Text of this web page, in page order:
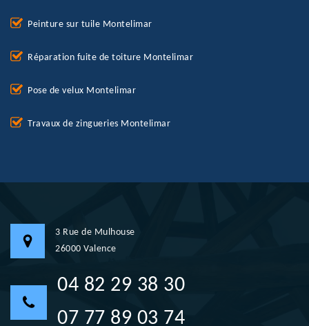
Peinture sur tuile Montelimar
Réparation fuite de toiture Montelimar
Pose de velux Montelimar
Travaux de zingueries Montelimar
3 Rue de Mulhouse
26000 Valence
04 82 29 38 30
07 77 89 03 74